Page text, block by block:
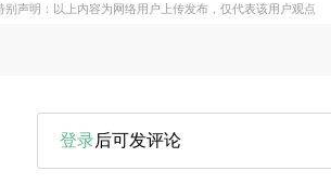
别声明：以上内容为网络用户上传发布，仅代表该用户观点
登录后可发评论